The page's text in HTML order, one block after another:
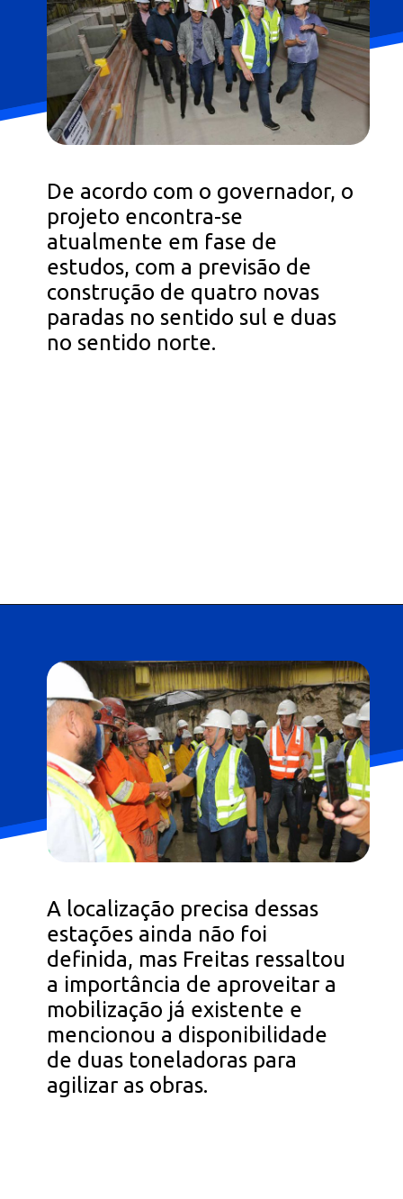
De acordo com o governador, o
projeto encontra-se
atualmente em fase de
estudos, com a previsão de
construção de quatro novas
paradas no sentido sul e duas
no sentido norte.
A localização precisa dessas
estações ainda não foi
definida, mas Freitas ressaltou
a importância de aproveitar a
mobilização já existente e
mencionou a disponibilidade
de duas toneladoras para
agilizar as obras.